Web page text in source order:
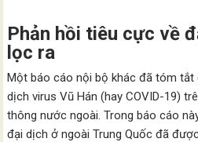
Phản hồi tiêu cực về
lọc ra
Một báo cáo nội bộ khác đã tóm tắt
dịch virus Vũ Hán (hay COVID-19)
thông nước ngoài. Trong báo cáo
đại dịch ở ngoài Trung Quốc đã